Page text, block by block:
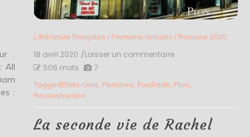
:
All
:
Littérature française/ Premiers romans / Romans 2020
18 avril 2020 /Laisser un commentaireon
vie
Baker
–
506 mots 7
TaggedEtats-Unis, Femmes, Fusillade, Plon,
Reconstruction
La seconde vie de Rachel